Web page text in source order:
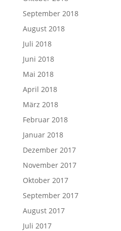
September 2018
August 2018
Juli 2018
Juni 2018
Mai 2018
April 2018
März 2018
Februar 2018
Januar 2018
Dezember 2017
November 2017
Oktober 2017
September 2017
August 2017
Juli 2017